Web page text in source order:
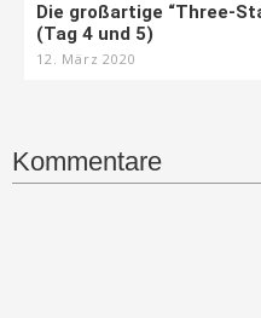
Die großartige “Three-
(Tag 4 und 5)
12. März 2020
Kommentare